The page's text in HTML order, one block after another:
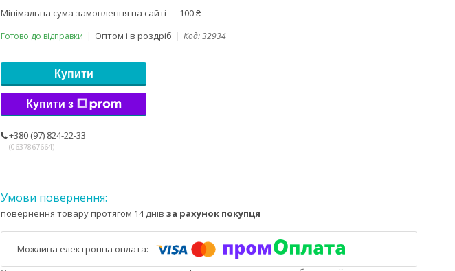
Мінімальна сума замовлення на сайті — 100 ₴
Готово до відправки Оптом і в роздріб Код:32934
Купити
Купити з
+380 (97) 824-22-33
0637867664
повернення товару протягом 14 днів за рахунок покупця